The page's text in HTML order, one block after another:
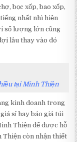
bọc xốp, bao xốp,
nhất nhì hiện
số lượng lớn cũng
lâu thay vào đó
tại Minh Thiện
kinh doanh trong
sỉ hay báo giá túi
Thiện để được hỗ
Thiện còn nhận thiết